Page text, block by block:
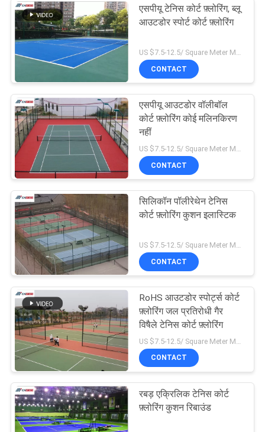
साइटमैप
PRIVACY
POLICY
एसपीयू टेनिस कोर्ट फ़्लोरिंग, ब्लू
आउटडोर स्पोर्ट कोर्ट फ़्लोरिंग
US $7.5-12.5/ Square Meter MOQ:/
CONTACT
एसपीयू आउटडोर वॉलीबॉल
कोर्ट फ़्लोरिंग कोई मलिनकिरण
नहीं
CONTACT
सिलिकॉन पॉलीरेथेन टेनिस
कोर्ट फ़्लोरिंग कुशन इलास्टिक
CONTACT
RoHS आउटडोर स्पोर्ट्स कोर्ट
फ़्लोरिंग जल प्रतिरोधी गैर
विषैले टेनिस कोर्ट फ़्लोरिंग
CONTACT
रबड़ एक्रिलिक टेनिस कोर्ट
फ़्लोरिंग कुशन रिबाउंड